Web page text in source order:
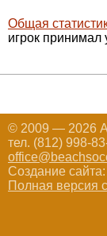
Общая
игрок принимал
© 2009 — 2026
тел. (812) 998-
Создание сайта:
Полная версия